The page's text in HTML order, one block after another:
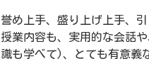
誉め上手、盛り上げ上手、
授業内容も、実用的な会話
識も学べて)、とても有意義